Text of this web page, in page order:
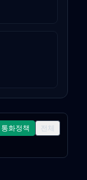
통화정책
전체